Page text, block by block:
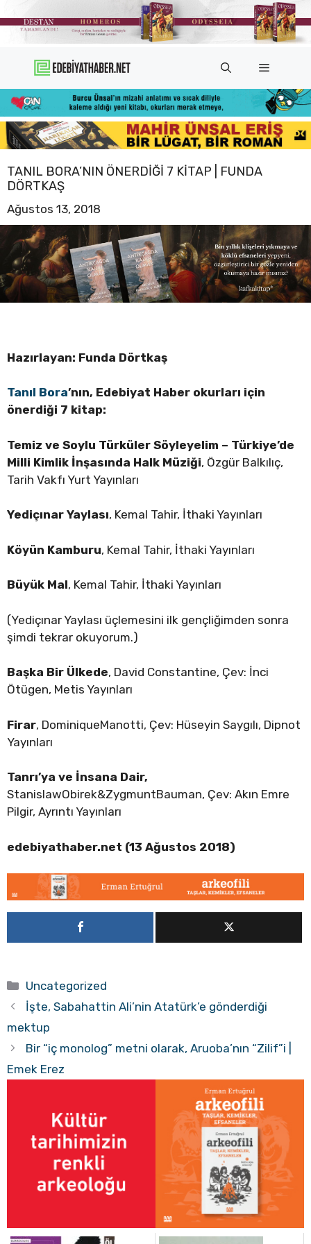
atla
Menü
TANIL BORA’NIN ÖNERDIĞI 7 KITAP | FUNDA
DÖRTKAŞ
Ağustos 13, 2018
Hazırlayan: Funda Dörtkaş
Tanıl Bora’nın, Edebiyat Haber okurları için
önerdiği 7 kitap:
Temiz ve Soylu Türküler Söyleyelim – Türkiye’de
Milli Kimlik İnşasında Halk Müziği, Özgür Balkılıç,
Tarih Vakfı Yurt Yayınları
Yediçınar Yaylası, Kemal Tahir, İthaki Yayınları
Köyün Kamburu, Kemal Tahir, İthaki Yayınları
Büyük Mal, Kemal Tahir, İthaki Yayınları
(Yediçınar Yaylası üçlemesini ilk gençliğimden sonra
şimdi tekrar okuyorum.)
Başka Bir Ülkede, David Constantine, Çev: İnci
Ötügen, Metis Yayınları
Firar, DominiqueManotti, Çev: Hüseyin Saygılı, Dipnot
Yayınları
Tanrı’ya ve İnsana Dair,
StanislawObirek&ZygmuntBauman, Çev: Akın Emre
Pilgir, Ayrıntı Yayınları
edebiyathaber.net (13 Ağustos 2018)
Kategoriler
Uncategorized
İşte, Sabahattin Ali’nin Atatürk’e gönderdiği
mektup
Bir “iç monolog” metni olarak, Aruoba’nın “Zilif”i |
Emek Erez